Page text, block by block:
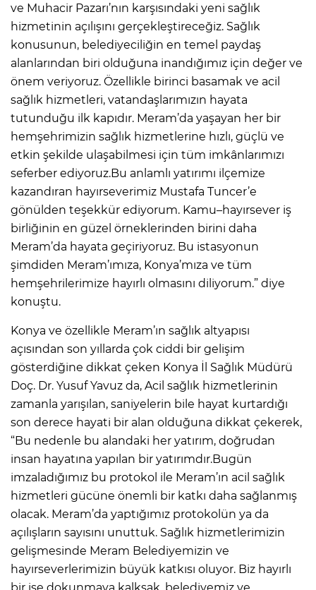
ve Muhacir Pazarı’nın karşısındaki yeni sağlık
hizmetinin açılışını gerçekleştireceğiz. Sağlık
konusunun, belediyeciliğin en temel paydaş
alanlarından biri olduğuna inandığımız için değer ve
önem veriyoruz. Özellikle birinci basamak ve acil
sağlık hizmetleri, vatandaşlarımızın hayata
tutunduğu ilk kapıdır. Meram’da yaşayan her bir
hemşehrimizin sağlık hizmetlerine hızlı, güçlü ve
etkin şekilde ulaşabilmesi için tüm imkânlarımızı
seferber ediyoruz.Bu anlamlı yatırımı ilçemize
kazandıran hayırseverimiz Mustafa Tuncer’e
gönülden teşekkür ediyorum. Kamu–hayırsever iş
birliğinin en güzel örneklerinden birini daha
Meram’da hayata geçiriyoruz. Bu istasyonun
şimdiden Meram’ımıza, Konya’mıza ve tüm
hemşehrilerimize hayırlı olmasını diliyorum.” diye
konuştu.
Konya ve özellikle Meram’ın sağlık altyapısı
açısından son yıllarda çok ciddi bir gelişim
gösterdiğine dikkat çeken Konya İl Sağlık Müdürü
Doç. Dr. Yusuf Yavuz da, Acil sağlık hizmetlerinin
zamanla yarışılan, saniyelerin bile hayat kurtardığı
son derece hayati bir alan olduğuna dikkat çekerek,
“Bu nedenle bu alandaki her yatırım, doğrudan
insan hayatına yapılan bir yatırımdır.Bugün
imzaladığımız bu protokol ile Meram’ın acil sağlık
hizmetleri gücüne önemli bir katkı daha sağlanmış
olacak. Meram’da yaptığımız protokolün ya da
açılışların sayısını unuttuk. Sağlık hizmetlerimizin
gelişmesinde Meram Belediyemizin ve
hayırseverlerimizin büyük katkısı oluyor. Biz hayırlı